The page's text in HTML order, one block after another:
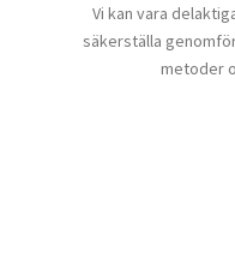
Vi kan vara
säkerställa
metoder